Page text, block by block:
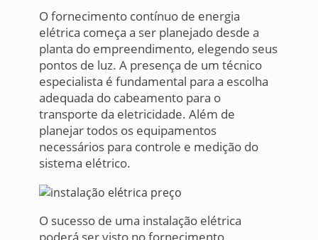
O fornecimento contínuo de energia
elétrica começa a ser planejado desde a
planta do empreendimento, elegendo seus
pontos de luz. A presença de um técnico
especialista é fundamental para a escolha
adequada do cabeamento para o
transporte da eletricidade. Além de
planejar todos os equipamentos
necessários para controle e medição do
sistema elétrico.
O sucesso de uma instalação elétrica
poderá ser visto no fornecimento